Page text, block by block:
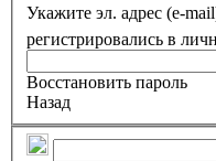
Укажите эл. адрес (e-
регистрировались в
Восстановить пароль
Назад